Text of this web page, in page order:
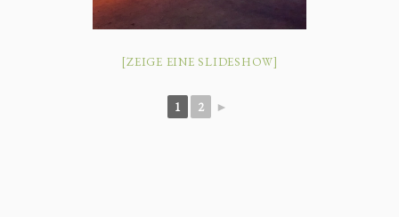
[ZEIGE EINE SLIDESHOW]
1 2 ►